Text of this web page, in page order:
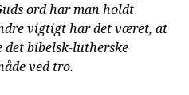
ord har man holdt
vigtigt har det været, at
bibelsk-lutherske
ved tro.